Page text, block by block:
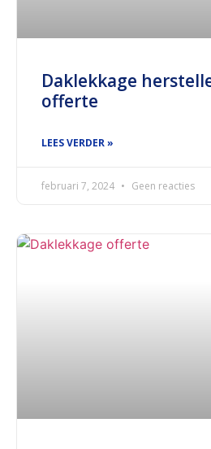
Daklekkage
offerte
LEES VERDER »
februari 7, 2024 Geen reacties